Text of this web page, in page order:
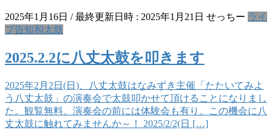
2025年1月16日 / 最終更新日時 : 2025年1月21日 せっちー ライ
ブ告知和太鼓
2025.2.2に八丈太鼓を叩きます
2025年2月2日(日)、八丈太鼓はなみずき主催「たたいてみよ
う八丈太鼓」の演奏会で太鼓叩かせて頂けることになりまし
た。観覧無料。演奏会の前には体験会も有り。この機会に八
丈太鼓に触れてみませんか～！ 2025/2/2(日 […]